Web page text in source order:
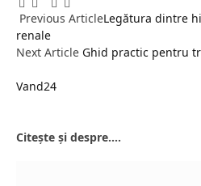
Facebook
Twitter
Pinterest
LinkedIn
Tumblr
Previous ArticleLegătura dintre
renale
Next Article Ghid practic pentru
Vand24
Citește și despre....